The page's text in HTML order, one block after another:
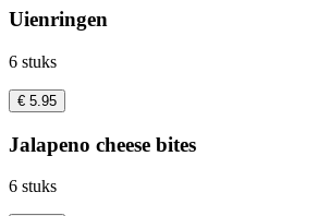
Uienringen
6 stuks
€ 5.95
Jalapeno cheese bites
6 stuks